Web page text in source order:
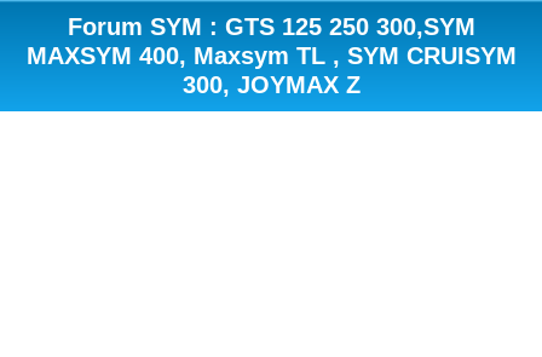
Forum SYM : GTS 125 250 300,SYM
MAXSYM 400, Maxsym TL , SYM CRUISYM
300, JOYMAX Z